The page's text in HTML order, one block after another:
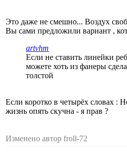
Это даже не смешно... Воздух
Вы сами предложили вариант ,
artvhm
Если не ставить линейки
можете хоть из фанеры
толстой
Если коротко в четырёх словах :
жизнь опять скучна - я прав ?
Изменено автор froll-72